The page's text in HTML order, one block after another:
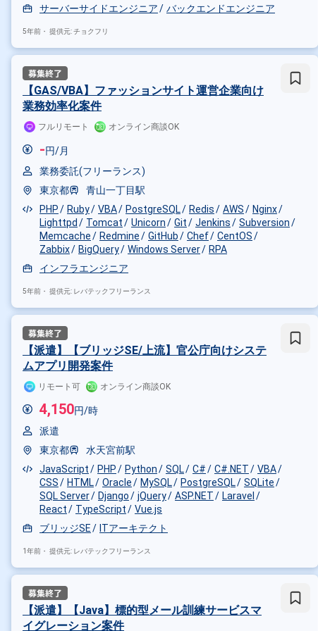
サーバーサイドエンジニア
バックエンドエンジニア
5年前・ 提供元: チョクフリ
【GAS/VBA】ファッションサイト運営企業向け
業務効率化案件
フルリモート オンライン商談OK
-円/月
業務委託(フリーランス)
東京都
青山一丁目駅
PHP
Ruby VBA PostgreSQL Redis AWS
Nginx
Lighttpd
Tomcat Unicorn Git Jenkins
Subversion
Memcache
Redmine GitHub Chef
CentOS
Zabbix
BigQuery Windows Server
RPA
インフラエンジニア
5年前・ 提供元: レバテックフリーランス
【派遣】【ブリッジSE/上流】官公庁向けシステ
ムアプリ開発案件
リモート可 オンライン商談OK
4,150円/時
派遣
東京都
水天宮前駅
JavaScript
PHP Python SQL C# C#.NET
VBA
CSS
HTML Oracle MySQL PostgreSQL
SQLite
SQL Server
Django jQuery ASP.NET
Laravel
React
TypeScript
Vue.js
ブリッジSE
ITアーキテクト
1年前・ 提供元: レバテックフリーランス
【派遣】【Java】標的型メール訓練サービスマ
イグレーション案件